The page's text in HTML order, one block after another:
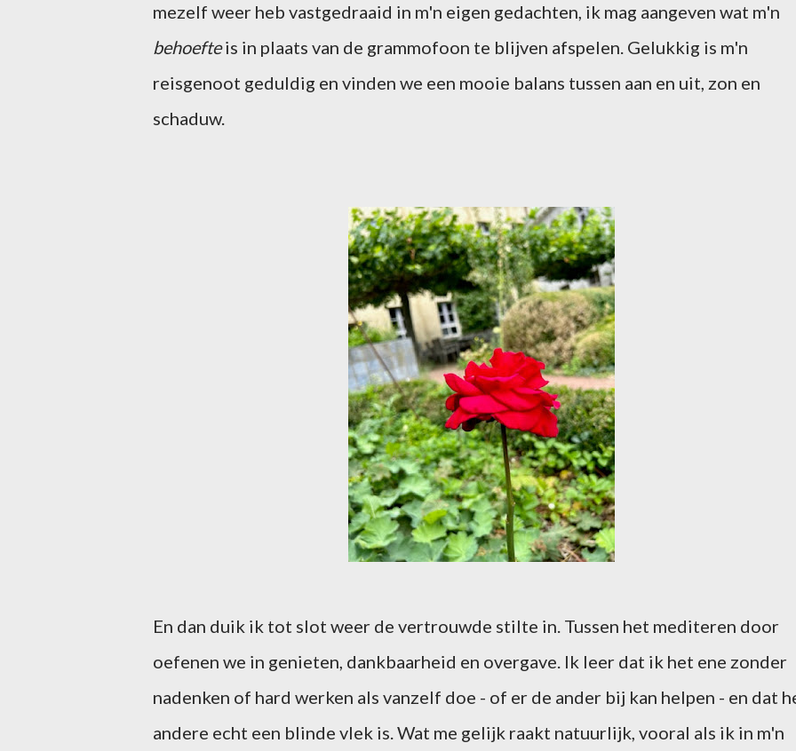
mezelf weer heb vastgedraaid in m'n eigen gedachten, ik mag aangeven wat m'n
behoefteis in plaats van de grammofoon te blijven afspelen. Gelukkig is m'n
reisgenoot geduldig en vinden we een mooie balans tussen aan en uit, zon en
schaduw.
En dan duik ik tot slot weer de vertrouwde stilte in. Tussen het mediteren door
oefenen we in genieten, dankbaarheid en overgave. Ik leer dat ik het ene zonder
nadenken of hard werken als vanzelf doe - of er de ander bij kan helpen - en dat
andere echt een blinde vlek is. Wat me gelijk raakt natuurlijk, vooral als ik in m'n